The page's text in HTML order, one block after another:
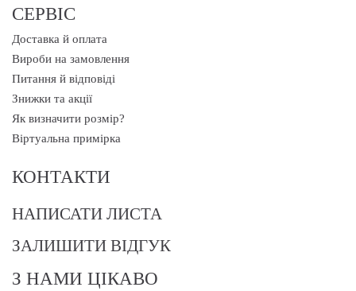
СЕРВІС
Доставка й оплата
Вироби на замовлення
Питання й відповіді
Знижки та акції
Як визначити розмір?
Віртуальна примірка
КОНТАКТИ
НАПИСАТИ ЛИСТА
ЗАЛИШИТИ ВІДГУК
З НАМИ ЦІКАВО